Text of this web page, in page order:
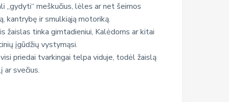
„gydyti“ meškučius, lėles ar net šeimos
kantrybę ir smulkiąją motoriką.
žaislas tinka gimtadieniui, Kalėdoms ar kitai
įgūdžių vystymąsi.
priedai tvarkingai telpa viduje, todėl žaislą
ar svečius.